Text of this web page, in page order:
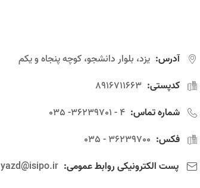
آدرس: یزد، بلوار دانشجو، کوچه پنجاه و یکم
کدپستی: 8916711663
شماره تماس: 4 - 36239701- 035
فکس: 36239700 - 035
پست الکترونیکی روابط عمومی: yazd@isipo.ir